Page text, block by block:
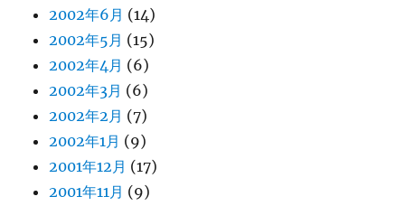
2002年6月 (14)
2002年5月 (15)
2002年4月 (6)
2002年3月 (6)
2002年2月 (7)
2002年1月 (9)
2001年12月 (17)
2001年11月 (9)